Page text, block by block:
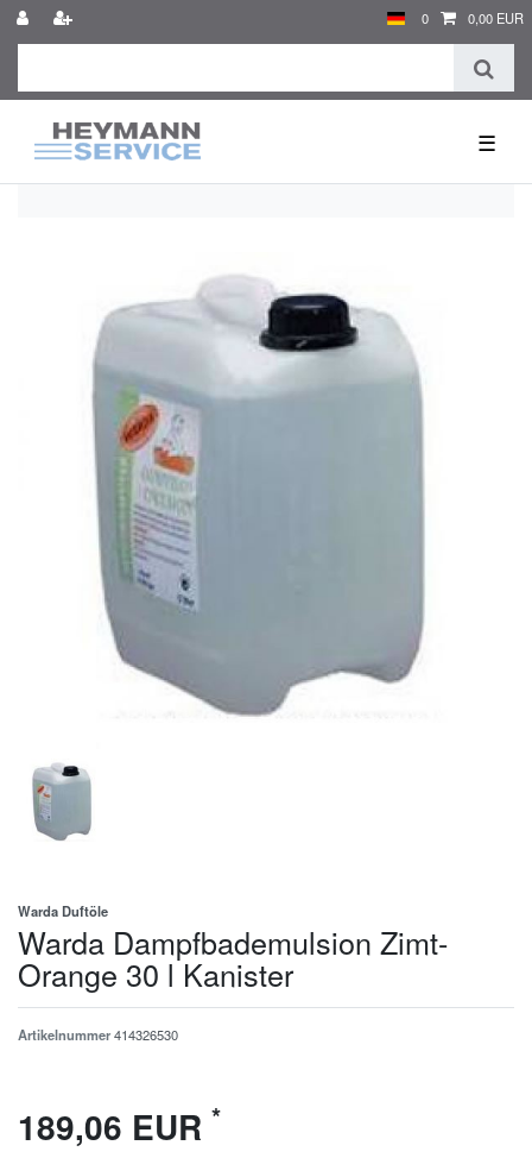
0 0,00 EUR
☰
Warda Duftöle
Warda Dampfbademulsion Zimt-
Orange 30 l Kanister
Artikelnummer414326530
189,06 EUR *